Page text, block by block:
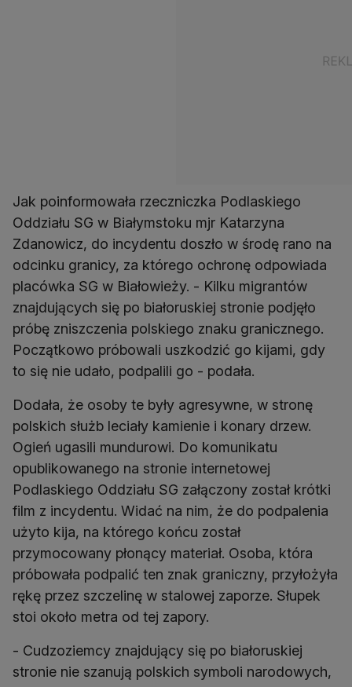
Jak poinformowała rzeczniczka Podlaskiego
Oddziału SG w Białymstoku mjr Katarzyna
Zdanowicz, do incydentu doszło w środę rano na
odcinku granicy, za którego ochronę odpowiada
placówka SG w Białowieży. - Kilku migrantów
znajdujących się po białoruskiej stronie podjęło
próbę zniszczenia polskiego znaku granicznego.
Początkowo próbowali uszkodzić go kijami, gdy
to się nie udało, podpalili go - podała.
Dodała, że osoby te były agresywne, w stronę
polskich służb leciały kamienie i konary drzew.
Ogień ugasili mundurowi. Do komunikatu
opublikowanego na stronie internetowej
Podlaskiego Oddziału SG załączony został krótki
film z incydentu. Widać na nim, że do podpalenia
użyto kija, na którego końcu został
przymocowany płonący materiał. Osoba, która
próbowała podpalić ten znak graniczny, przyłożyła
rękę przez szczelinę w stalowej zaporze. Słupek
stoi około metra od tej zapory.
- Cudzoziemcy znajdujący się po białoruskiej
stronie nie szanują polskich symboli narodowych,